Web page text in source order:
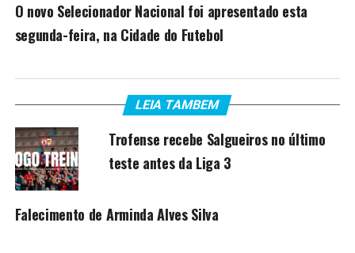
O novo Selecionador Nacional foi apresentado esta
segunda-feira, na Cidade do Futebol
LEIA TAMBEM
Trofense recebe Salgueiros no último
teste antes da Liga 3
Falecimento de Arminda Alves Silva